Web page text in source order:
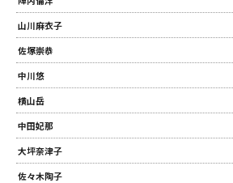
山川麻衣子
佐塚崇恭
中川悠
横山岳
中田妃那
大坪奈津子
佐々木陶子